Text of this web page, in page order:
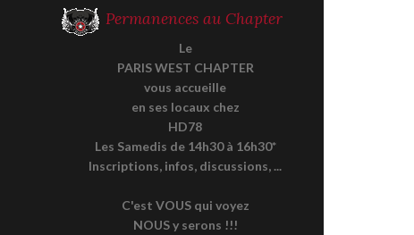
Permanences au Chapter
Le
PARIS WEST CHAPTER
vous accueille
en ses locaux chez
HD78
Les Samedis de 14h30 à 16h30*
Inscriptions, infos, discussions, ...
C'est VOUS qui voyez
NOUS y serons !!!